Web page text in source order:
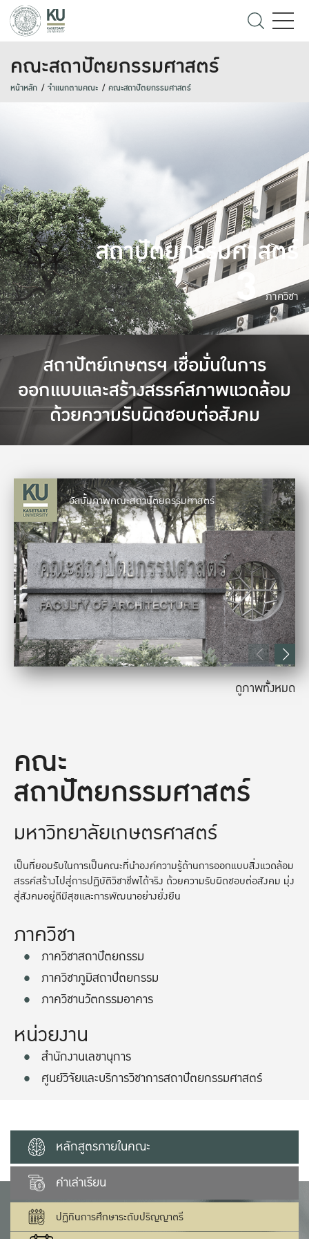
คณะสถาปัตยกรรมศาสตร์
หน้าหลัก จำแนกตามคณะ คณะสถาปัตยกรรมศาสตร์
สถาปัตยกรรมศาสตร์
3 ภาควิชา
สถาปัตย์เกษตรฯ เชื่อมั่นในการ
ออกแบบและสร้างสรรค์สภาพแวดล้อม
ด้วยความรับผิดชอบต่อสังคม
คณะ
สถาปัตยกรรมศาสตร์
มหาวิทยาลัยเกษตรศาสตร์
เป็นที่ยอมรับในการเป็นคณะที่นำองค์ความรู้ด้านการออกแบบสิ่งแวดล้อม
สรรค์สร้างไปสู่การปฏิบัติวิชาชีพได้จริง ด้วยความรับผิดชอบต่อสังคม มุ่ง
สู่สังคมอยู่ดีมีสุขและการพัฒนาอย่างยั่งยืน
ภาควิชา
ภาควิชาสถาปัตยกรรม
ภาควิชาภูมิสถาปัตยกรรม
ภาควิชานวัตกรรมอาคาร
หน่วยงาน
สำนักงานเลขานุการ
ศูนย์วิจัยและบริการวิชาการสถาปัตยกรรมศาสตร์
อัลบั้มภาพคณะสถาปัตยกรรมศาสตร์
ดูภาพทั้งหมด
หลักสูตรภายในคณะ
ค่าเล่าเรียน
ปฏิทินการศึกษาระดับปริญญาตรี